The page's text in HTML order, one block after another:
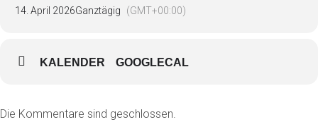
14. April 2026Ganztägig (GMT+00:00)
KALENDER GOOGLECAL
Die Kommentare sind geschlossen.